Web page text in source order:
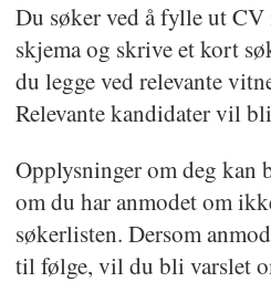
Du søker ved å fylle ut
skjema og skrive et kort
du legge ved relevante
Relevante kandidater vil
Opplysninger om deg
om du har anmodet om
søkerlisten. Dersom
til følge, vil du bli varslet